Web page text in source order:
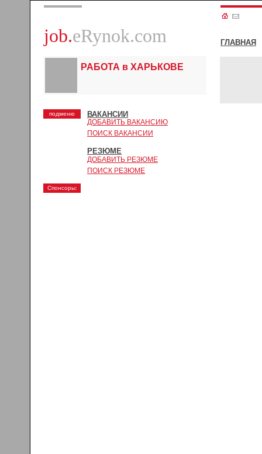
job.eRynok.com ГЛАВНАЯ
РАБОТА в ХАРЬКОВЕ
подменю ВАКАНСИИ
ДОБАВИТЬ ВАКАНСИЮ
ПОИСК ВАКАНСИИ
РЕЗЮМЕ
ДОБАВИТЬ РЕЗЮМЕ
ПОИСК РЕЗЮМЕ
Спонсоры: